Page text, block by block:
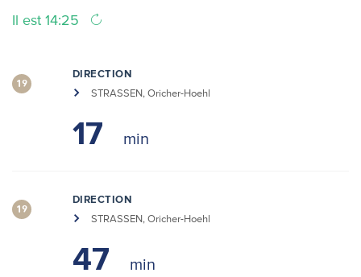
Il est 14:25
19
DIRECTION
STRASSEN, Oricher-Hoehl
17
19
DIRECTION
STRASSEN, Oricher-Hoehl
47